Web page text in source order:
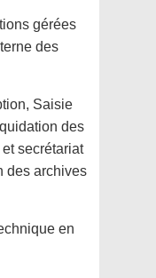
gérées
des
Saisie
des
secrétariat
des archives
en